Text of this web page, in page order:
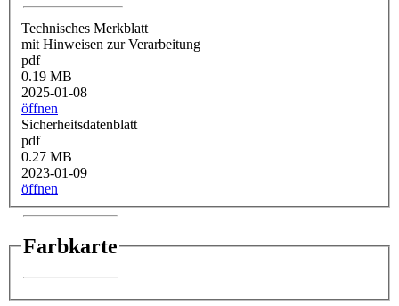
Technisches Merkblatt
mit Hinweisen zur Verarbeitung
pdf
0.19 MB
2025-01-08
öffnen
Sicherheitsdatenblatt
pdf
0.27 MB
2023-01-09
öffnen
Farbkarte